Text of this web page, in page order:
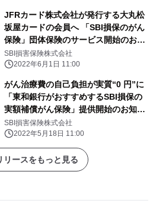
JFRカード株式会社が発行する大丸松
坂屋カードの会員へ 「SBI損保のがん
保険」団体保険のサービス開始のお知
らせ
SBI損害保険株式会社
2022年6月1日 11:00
がん治療費の自己負担が実質“0 円”に
「東和銀行がおすすめするSBI損保の
実額補償がん保険」提供開始のお知ら
せ
SBI損害保険株式会社
2022年5月18日 11:00
リースをもっと見る